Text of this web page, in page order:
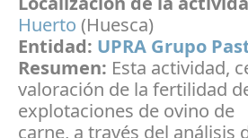
Huerto (Huesca)
Entidad: UPRA Grupo
Resumen: Esta actividad,
valoración de la fertilidad
explotaciones de ovino de
carne, a través del análisis